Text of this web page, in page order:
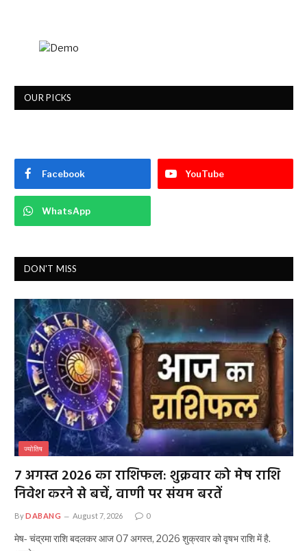
OUR PICKS
Facebook YouTube
WhatsApp
DON'T MISS
ज्योतिष
7 अगस्त 2026 का राशिफल: शुक्रवार को मेष राशि
निवेश करने से बचें, वाणी पर संयम बरतें
ByDABANG August 7, 2026 0
मेष- चंद्रमा राशि बदलकर आज 07 अगस्त, 2026 शुक्रवार को वृषभ राशि में है.